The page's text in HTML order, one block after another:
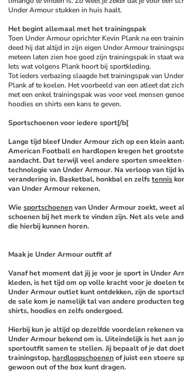
Under Armour stukken in huis haalt.
Het begint allemaal met het trainingspak
Toen Under Armour oprichter Kevin Plank na een
deed hij dat altijd in zijn eigen Under Armour
meteen laten zien hoe goed zijn trainingspak in staat
Iets wat volgens Plank hoort bij sportkleding.
Tot ieders verbazing slaagde het trainingspak van
Plank af te koelen. Het voorbeeld van een atleet dat
met een enkel trainingspak was voor veel mensen
hoodies en shirts een kans te geven.
Sportschoenen voor iedere sport[/b[
Lange tijd bleef Under Armour zich op een klein
American Football en hardlopen kregen het
aandacht. Dat terwijl veel andere sporten smeekten
technologie van Under Armour. Na verloop van tijd
verandering in. Basketbal, honkbal en zelfs tennis
van Under Armour rekenen.
Wie sportschoenen van Under Armour zoekt, weet
schoenen bij het merk te vinden zijn. Net als vele
die hierbij kunnen horen.
Maak je Under Armour outfit af
Vanaf het moment dat jij je voor je sport in Under
kleden, is het tijd om op volle kracht voor je doelen
Under Armour outlet kunt ontdekken, zijn de
de sale kom je namelijk tal van andere producten
shirts, hoodies en zelfs ondergoed.
Hierbij kun je altijd op dezelfde voordelen rekenen
Under Armour bekend om is. Uiteindelijk is het aan
sportoutfit samen te stellen. Jij bepaalt of je dat
trainingstop, hardloopschoenen of juist een stoere
gewoon out of the box kunt dragen.